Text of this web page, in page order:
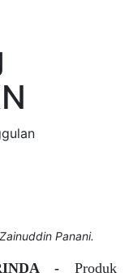
Panani.
- Produk